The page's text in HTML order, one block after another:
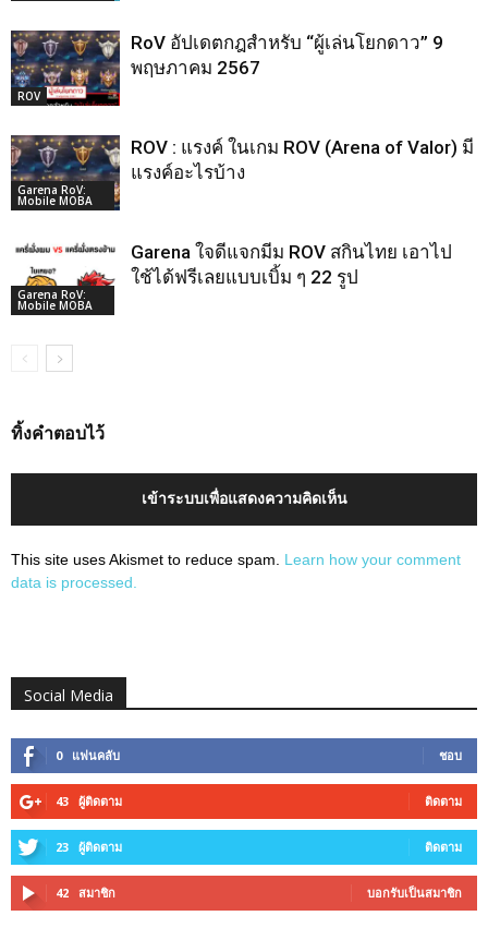
ROV
RoV อัปเดตกฎสำหรับ “ผู้เล่นโยกดาว” 9
พฤษภาคม 2567
Garena RoV:
Mobile MOBA
ROV : แรงค์ ในเกม ROV (Arena of Valor) มี
แรงค์อะไรบ้าง
Garena RoV:
Mobile MOBA
Garena ใจดีแจกมีม ROV สกินไทย เอาไป
ใช้ได้ฟรีเลยแบบเบิ้ม ๆ 22 รูป
ทิ้งคำตอบไว้
เข้าระบบเพื่อแสดงความคิดเห็น
This site uses Akismet to reduce spam. Learn how your comment
data is processed.
Social Media
0 แฟนคลับ ชอบ
43 ผู้ติดตาม ติดตาม
23 ผู้ติดตาม ติดตาม
42 สมาชิก บอกรับเป็นสมาชิก